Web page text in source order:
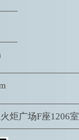
炬广场F座1206室